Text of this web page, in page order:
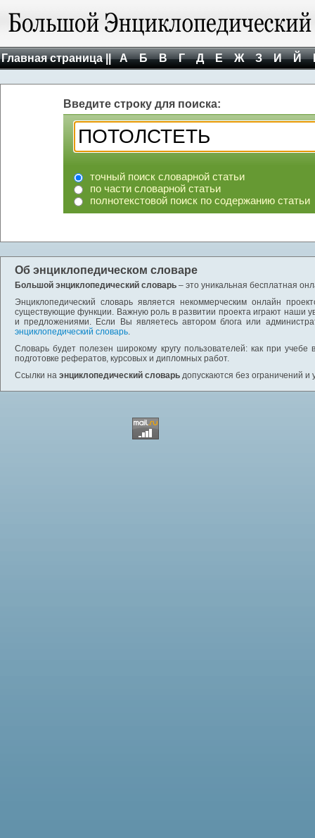
Главная страница || А Б В Г Д Е Ж З И Й
Введите строку для поиска:
точный поиск словарной статьи
по части словарной статьи
полнотекстовой поиск по содержанию статьи
Об энциклопедическом словаре
Большой энциклопедический словарь – это уникальная бесплатная
Энциклопедический словарь является некоммерческим онлайн
существующие функции. Важную роль в развитии проекта играют наши
и предложениями. Если Вы являетесь автором блога или
энциклопедический словарь.
Словарь будет полезен широкому кругу пользователей: как при
подготовке рефератов, курсовых и дипломных работ.
Ссылки на энциклопедический словарь допускаются без ограничений и